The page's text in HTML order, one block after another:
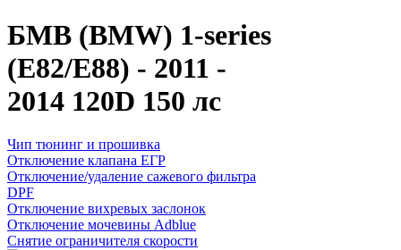
БМВ (BMW) 1-series
(E82/E88) - 2011 -
2014 120D 150 лс
Чип тюнинг и прошивка
Отключение клапана ЕГР
Отключение/удаление сажевого фильтра
DPF
Отключение вихревых заслонок
Отключение мочевины Adblue
Снятие ограничителя скорости